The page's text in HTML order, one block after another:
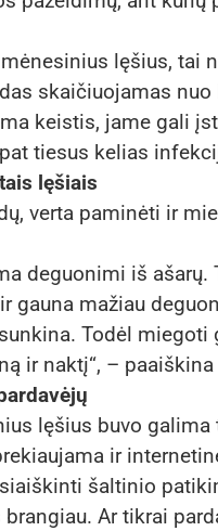
lęšius, tai
skaičiuojamas
keistis, jame gali
tiesus kelias
lęšiais
verta paminėti ir
deguonimi iš
gauna mažiau
Todėl miegoti
ir naktį“, –
lęšius buvo
ir
šaltinio
Ar tikrai